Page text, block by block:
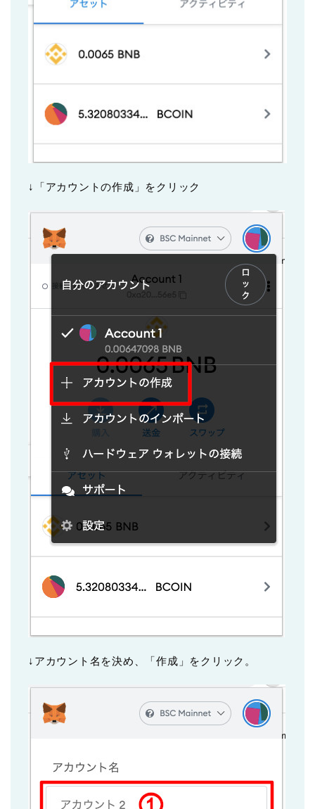
↓「アカウントの作成」をクリック
↓アカウント名を決め、「作成」をクリック。